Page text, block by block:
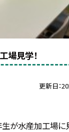
場見学！
更新日
年生が水産加工場